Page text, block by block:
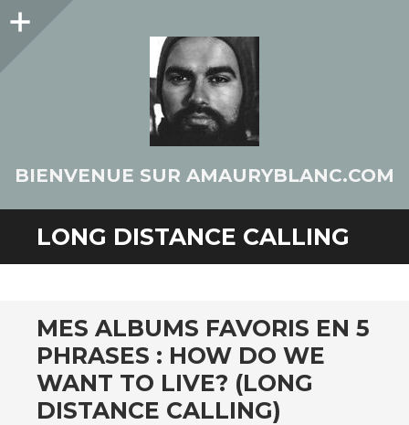
Colonne
BIENVENUE SUR AMAURYBLANC.COM
LONG DISTANCE CALLING
MES ALBUMS FAVORIS EN 5
PHRASES : HOW DO WE
WANT TO LIVE? (LONG
DISTANCE CALLING)